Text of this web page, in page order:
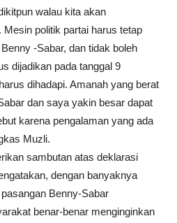
walau kita akan
politik partai harus tetap
-Sabar, dan tidak boleh
dijadikan pada tanggal 9
dihadapi. Amanah yang berat
dan saya yakin besar dapat
karena pengalaman yang ada
Muzli.
sambutan atas deklarasi
dengan banyaknya
Benny-Sabar
benar-benar menginginkan